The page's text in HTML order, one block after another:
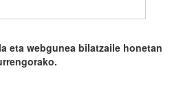
eta webgunea bilatzaile honetan